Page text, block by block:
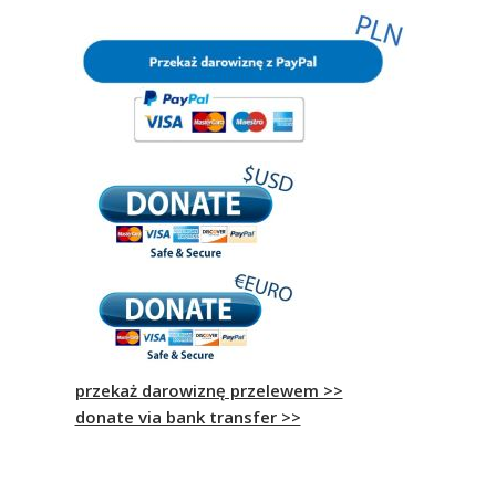
przekaż darowiznę przelewem >>
donate via bank transfer >>